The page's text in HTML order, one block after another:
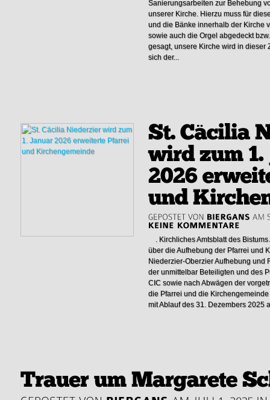
Sanierungsarbeiten zur Behebung
unserer Kirche. Hierzu muss für
und die Bänke innerhalb der Kirche
sowie auch die Orgel abgedeckt
gesagt, unsere Kirche wird in dieser
sich der...
. Kirchliches Amtsblatt des
über die Aufhebung der Pfarrei und
Niederzier-Oberzier Aufhebung und
der unmittelbar Beteiligten und des
CIC sowie nach Abwägen der
die Pfarrei und die
mit Ablauf des 31. Dezembers 2025